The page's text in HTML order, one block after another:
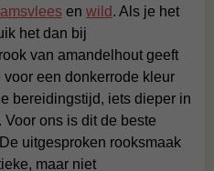
lamsvlees en wild. Als je het
het dan bij
van amandelhout geeft
een donkerrode kleur
bereidingstijd, iets dieper in
Voor ons is dit de beste
uitgesproken rooksmaak
maar niet